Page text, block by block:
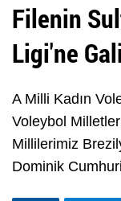
Filenin
Ligi'ne
A Milli Kadın
Voleybol
Millilerimiz
Dominik